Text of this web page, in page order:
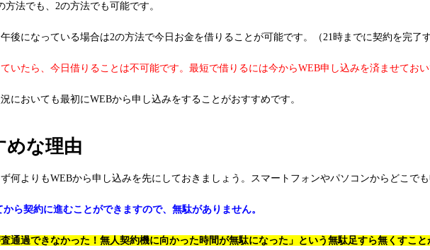
法でも、2の方法でも可能です。
後になっている場合は2の方法で今日お金を借りることが可能です。（21時までに契約を完了
いたら、今日借りることは不可能です。最短で借りるには今からWEB申し込みを済ませてお
においても最初にWEBから申し込みをすることがおすすめです。
めな理由
何よりもWEBから申し込みを先にしておきましょう。スマートフォンやパソコンからどこで
ら契約に進むことができますので、無駄がありません。
通過できなかった！無人契約機に向かった時間が無駄になった」という無駄足すら無くすこ